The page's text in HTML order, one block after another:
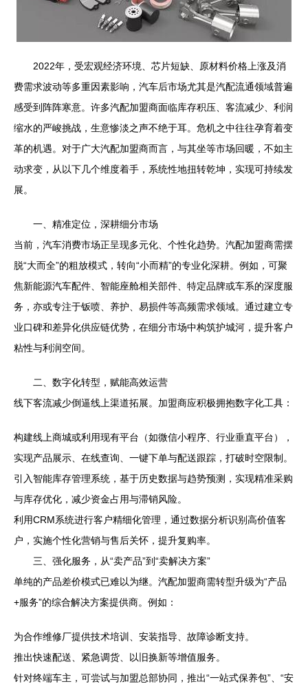
2022年，受宏观经济环境、芯片短缺、原材料价格上涨及消
费需求波动等多重因素影响，汽车后市场尤其是汽配流通领域普遍
感受到阵阵寒意。许多汽配加盟商面临库存积压、客流减少、利润
缩水的严峻挑战，生意惨淡之声不绝于耳。危机之中往往孕育着变
革的机遇。对于广大汽配加盟商而言，与其坐等市场回暖，不如主
动求变，从以下几个维度着手，系统性地扭转乾坤，实现可持续发
展。
一、精准定位，深耕细分市场
当前，汽车消费市场正呈现多元化、个性化趋势。汽配加盟商需摆
脱“大而全”的粗放模式，转向“小而精”的专业化深耕。例如，可聚
焦新能源汽车配件、智能座舱相关部件、特定品牌或车系的深度服
务，亦或专注于钣喷、养护、易损件等高频需求领域。通过建立专
业口碑和差异化供应链优势，在细分市场中构筑护城河，提升客户
粘性与利润空间。
二、数字化转型，赋能高效运营
线下客流减少倒逼线上渠道拓展。加盟商应积极拥抱数字化工具：
构建线上商城或利用现有平台（如微信小程序、行业垂直平台），
实现产品展示、在线查询、一键下单与配送跟踪，打破时空限制。
引入智能库存管理系统，基于历史数据与趋势预测，实现精准采购
与库存优化，减少资金占用与滞销风险。
利用CRM系统进行客户精细化管理，通过数据分析识别高价值客
户，实施个性化营销与售后关怀，提升复购率。
三、强化服务，从“卖产品”到“卖解决方案”
单纯的产品差价模式已难以为继。汽配加盟商需转型升级为“产品
+服务”的综合解决方案提供商。例如：
为合作维修厂提供技术培训、安装指导、故障诊断支持。
推出快速配送、紧急调货、以旧换新等增值服务。
针对终端车主，可尝试与加盟总部协同，推出“一站式保养包”、“安